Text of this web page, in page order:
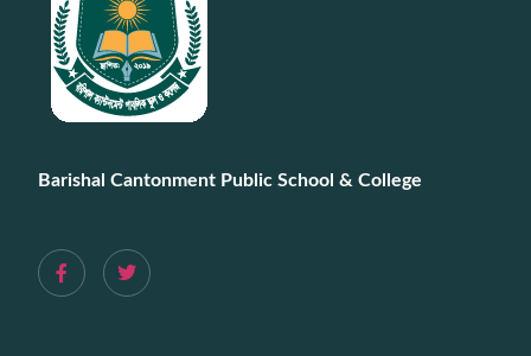
Barishal Cantonment Public School & College